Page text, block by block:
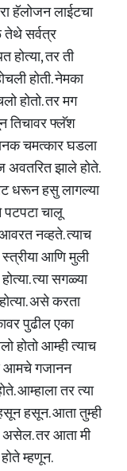
हॅलोजन लाईटचा
सर्वत्र
होत्या, तर ती
होती. नेमका
होतो. तर मग
तिचावर फ्लॅश
चमत्कार घडला
अवतरित झाले होते.
धरून हसु लागल्या
पटपटा चालू
नव्हते. त्याच
आणि मुली
त्या सगळ्या
असे करता
पुढील एका
होतो आम्ही त्याच
आमचे गजानन
आम्हाला तर त्या
हसून. आता तुम्ही
तर आता मी
म्हणून.